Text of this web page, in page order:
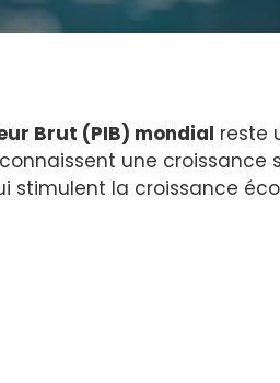
Brut (PIB) mondial reste
une croissance
stimulent la croissance